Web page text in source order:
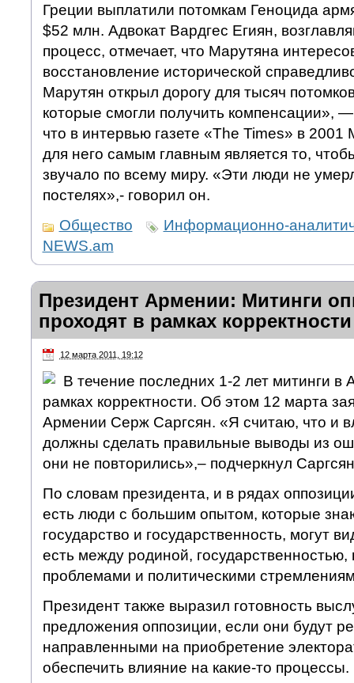
Греции выплатили потомкам Геноцида
$52 млн. Адвокат Вардгес Егиян,
процесс, отмечает, что Марутяна
восстановление исторической
Марутян открыл дорогу для тысяч
которые смогли получить компенсации»,
что в интервью газете «The Times» в 2001
для него самым главным является то,
звучало по всему миру. «Эти люди не
постелях»,- говорил он.
Общество
Информационно-
NEWS.am
Президент Армении: Митинги
проходят в рамках корректности
12 марта 2011, 19:12
В течение последних 1-2 лет митинги в
рамках корректности. Об этом 12 марта
Армении Серж Саргсян. «Я считаю, что и
должны сделать правильные выводы из
они не повторились»,– подчеркнул
По словам президента, и в рядах
есть люди с большим опытом, которые
государство и государственность, могут
есть между родиной,
проблемами и политическими
Президент также выразил готовность
предложения оппозиции, если они будут
направленными на приобретение
обеспечить влияние на какие-то процессы.